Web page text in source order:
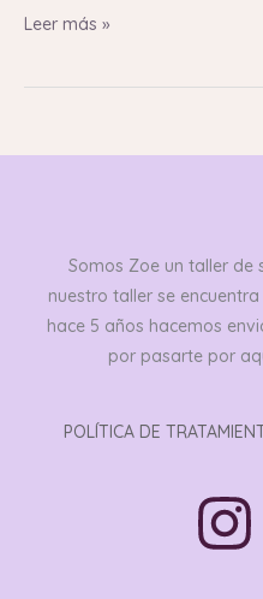
Leer más »
Somos Zoe un taller de
nuestro taller se
hace 5 años hacemos
por pasarte por
POLÍTICA DE